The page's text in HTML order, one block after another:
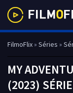
FilmoFlix» Séries »
MY
(2023)